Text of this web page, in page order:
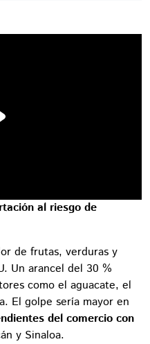
al riesgo de
de frutas, verduras y
Un arancel del 30 %
como el aguacate, el
El golpe sería mayor en
del comercio con
y Sinaloa.